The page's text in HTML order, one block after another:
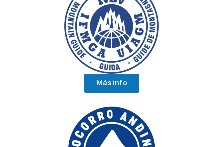
Más info